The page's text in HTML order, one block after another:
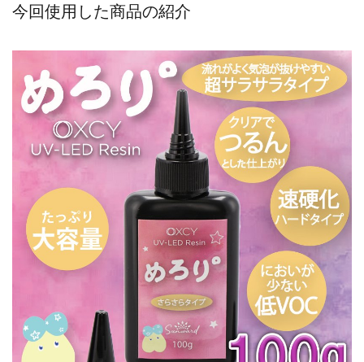
今回使用した商品の紹介